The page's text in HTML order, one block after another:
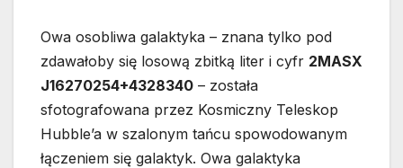
Owa osobliwa galaktyka – znana tylko pod
zdawałoby się losową zbitką liter i cyfr 2MASX
J16270254+4328340 – została
sfotografowana przez Kosmiczny Teleskop
Hubble’a w szalonym tańcu spowodowanym
łączeniem się galaktyk. Owa galaktyka